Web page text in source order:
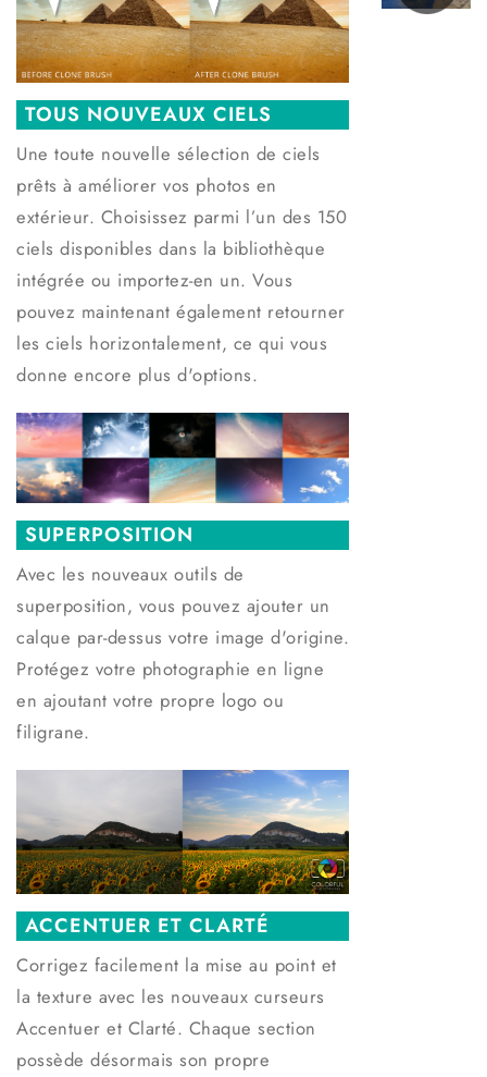
TOUS NOUVEAUX CIELS
Une toute nouvelle sélection de ciels
prêts à améliorer vos photos en
extérieur. Choisissez parmi l’un des 150
ciels disponibles dans la bibliothèque
intégrée ou importez-en un. Vous
pouvez maintenant également retourner
les ciels horizontalement, ce qui vous
donne encore plus d'options.
SUPERPOSITION
Avec les nouveaux outils de
superposition, vous pouvez ajouter un
calque par-dessus votre image d'origine.
Protégez votre photographie en ligne
en ajoutant votre propre logo ou
filigrane.
ACCENTUER ET CLARTÉ
Corrigez facilement la mise au point et
la texture avec les nouveaux curseurs
Accentuer et Clarté. Chaque section
possède désormais son propre